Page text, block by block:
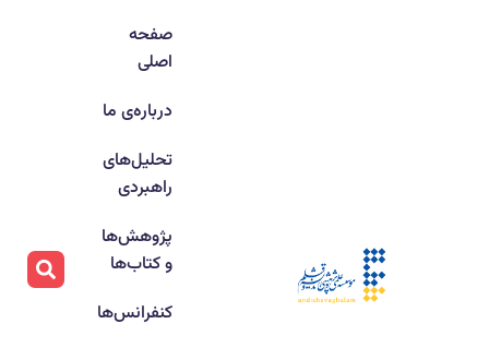
صفحه
اصلی
درباره‌ی ما
تحلیل‌های
راهبردی
پژوهش‌ها
و کتاب‌ها
کنفرانس‌ها